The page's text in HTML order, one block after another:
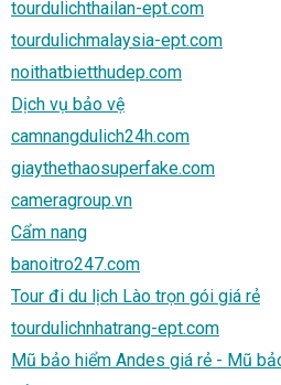
tourdulichthailan-ept.com
tourdulichmalaysia-ept.com
noithatbietthudep.com
Dịch vụ bảo vệ
camnangdulich24h.com
giaythethaosuperfake.com
cameragroup.vn
Cẩm nang
banoitro247.com
Tour đi du lịch Lào trọn gói giá rẻ
tourdulichnhatrang-ept.com
Mũ bảo hiểm Andes giá rẻ - Mũ